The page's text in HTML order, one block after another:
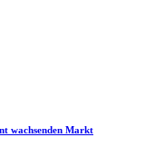
wachsenden Markt